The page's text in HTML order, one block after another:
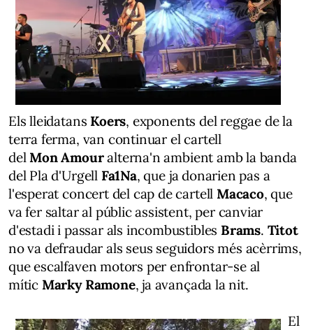
Els lleidatans Koers, exponents del reggae de la
terra ferma, van continuar el cartell
del Mon Amouralterna'n ambient amb la banda
del Pla d'Urgell Fa1Na, que ja donarien pas a
l'esperat concert del cap de cartell Macaco, que
va fer saltar al públic assistent, per canviar
d'estadi i passar als incombustibles Brams. Titot
no va defraudar als seus seguidors més acèrrims,
que escalfaven motors per enfrontar-se al
mític Marky Ramone, ja avançada la nit.
El